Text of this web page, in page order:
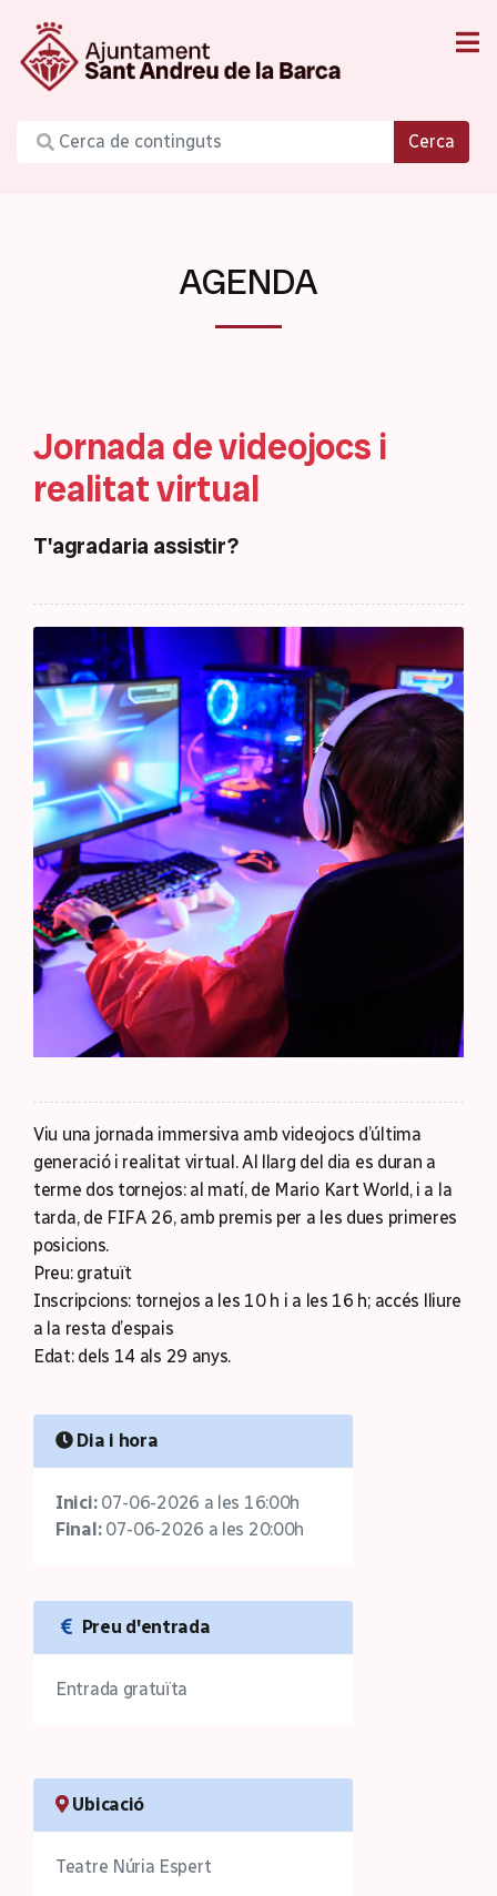
Cerca
AGENDA
Jornada de videojocs i
realitat virtual
T'agradaria assistir?
Viu una jornada immersiva amb videojocs d’última
generació i realitat virtual. Al llarg del dia es duran a
terme dos tornejos: al matí, de Mario Kart World, i a la
tarda, de FIFA 26, amb premis per a les dues primeres
posicions.
Preu: gratuït
Inscripcions: tornejos a les 10 h i a les 16 h; accés lliure
a la resta d’espais
Edat: dels 14 als 29 anys.
Dia i hora
Inici:07-06-2026 a les 16:00h
Final:07-06-2026 a les 20:00h
Preu d'entrada
Entrada gratuïta
Ubicació
Teatre Núria Espert